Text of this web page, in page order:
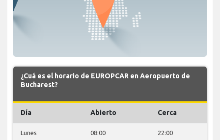
¿Cuá es el horario de EUROPCAR en Aeropuerto de
Bucharest?
Día Abierto Cerca
Lunes 08:00 22:00